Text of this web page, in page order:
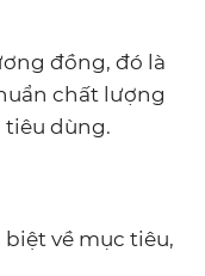
đồng, đó là
chất lượng
tiêu dùng.
về mục tiêu,